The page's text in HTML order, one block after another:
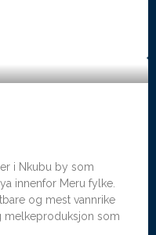
i Nkubu by som
innenfor Meru fylke.
og mest vannrike
melkeproduksjon som